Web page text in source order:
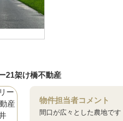
21架け橋不動産
物件担当者コメント
間口が広々とした農地で